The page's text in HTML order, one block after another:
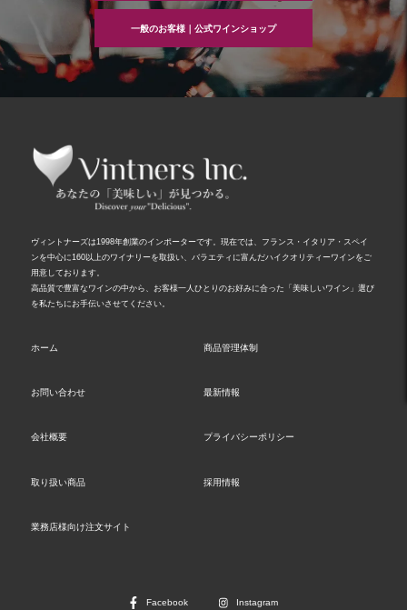
一般のお客様｜公式ワインショップ
ヴィントナーズは1998年創業のインポーターです。現在では、フランス・イタリア・スペイ
ンを中心に160以上のワイナリーを取扱い、バラエティに富んだハイクオリティーワインをご
用意しております。
高品質で豊富なワインの中から、お客様一人ひとりのお好みに合った「美味しいワイン」選び
を私たちにお手伝いさせてください。
ホーム 商品管理体制
お問い合わせ 最新情報
会社概要 プライバシーポリシー
取り扱い商品 採用情報
業務店様向け注文サイト
Facebook Instagram